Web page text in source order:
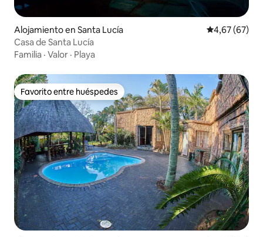
Alojamiento en Santa Lucía Calificación
4,67 (67)
Casa de Santa Lucía
Familia · Valor · Playa
Favorito entre huéspedes
Favorito entre huéspedes